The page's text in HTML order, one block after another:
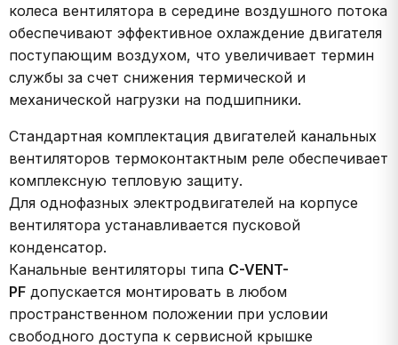
колеса вентилятора в середине воздушного потока
обеспечивают эффективное охлаждение двигателя
поступающим воздухом, что увеличивает термин
службы за счет снижения термической и
механической нагрузки на подшипники.
Стандартная комплектация двигателей канальных
вентиляторов термоконтактным реле обеспечивает
комплексную тепловую защиту.
Для однофазных электродвигателей на корпусе
вентилятора устанавливается пусковой
конденсатор.
Канальные вентиляторы типа C-VENT-
PF допускается монтировать в любом
пространственном положении при условии
свободного доступа к сервисной крышке